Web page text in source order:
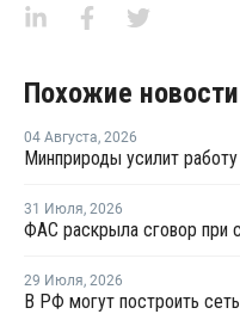
Похожие новости
04 Августа, 2026
31 Июля, 2026
29 Июля, 2026